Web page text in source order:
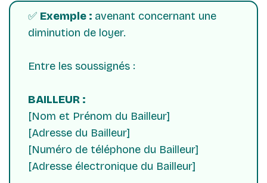
✅ Exemple : avenant concernant une
diminution de loyer.
Entre les soussignés :
BAILLEUR :
[Nom et Prénom du Bailleur]
[Adresse du Bailleur]
[Numéro de téléphone du Bailleur]
[Adresse électronique du Bailleur]